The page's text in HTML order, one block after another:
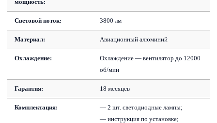
мощность:
Световой поток: 3800 лм
Материал: Авиационный алюминий
Охлаждение:
Охлаждение — вентилятор до 12000
об/мин
Гарантия: 18 месяцев
Комплектация:
— 2 шт. светодиодные лампы;
— инструкция по установке;